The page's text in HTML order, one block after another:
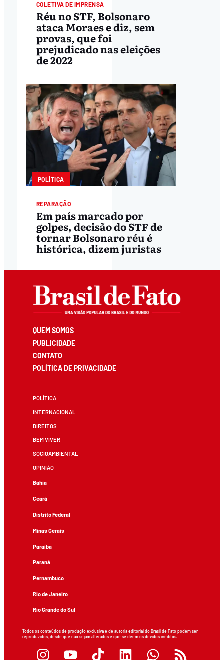
COLETIVA DE IMPRENSA
Réu no STF, Bolsonaro
ataca Moraes e diz, sem
provas, que foi
prejudicado nas eleições
de 2022
POLÍTICA
REPARAÇÃO
Em país marcado por
golpes, decisão do STF de
tornar Bolsonaro réu é
histórica, dizem juristas
QUEM SOMOS
PUBLICIDADE
CONTATO
POLÍTICA DE PRIVACIDADE
POLÍTICA
INTERNACIONAL
DIREITOS
BEM VIVER
SOCIOAMBIENTAL
OPINIÃO
Bahia
Ceará
Distrito Federal
Minas Gerais
Paraíba
Paraná
Pernambuco
Rio de Janeiro
Rio Grande do Sul
Todos os conteúdos de produção exclusiva e de autoria editorial do Brasil de Fato podem ser
reproduzidos, desde que não sejam alterados e que se deem os devidos créditos.